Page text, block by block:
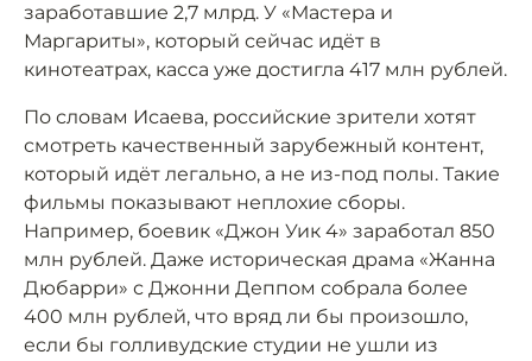
заработавшие 2,7 млрд. У «Мастера и
Маргариты», который сейчас идёт в
кинотеатрах, касса уже достигла 417 млн рублей.
По словам Исаева, российские зрители хотят
смотреть качественный зарубежный контент,
который идёт легально, а не из-под полы. Такие
фильмы показывают неплохие сборы.
Например, боевик «Джон Уик 4» заработал 850
млн рублей. Даже историческая драма «Жанна
Дюбарри» с Джонни Деппом собрала более
400 млн рублей, что вряд ли бы произошло,
если бы голливудские студии не ушли из